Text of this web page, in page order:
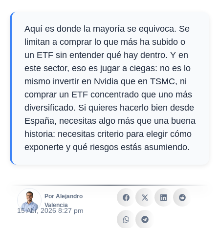
Aquí es donde la mayoría se equivoca. Se
limitan a comprar lo que más ha subido o
un ETF sin entender qué hay dentro. Y en
este sector, eso es jugar a ciegas: no es lo
mismo invertir en Nvidia que en TSMC, ni
comprar un ETF concentrado que uno más
diversificado. Si quieres hacerlo bien desde
España, necesitas algo más que una buena
historia: necesitas criterio para elegir cómo
exponerte y qué riesgos estás asumiendo.
Por Alejandro
Valencia
15 Abr, 2026 8:27 pm